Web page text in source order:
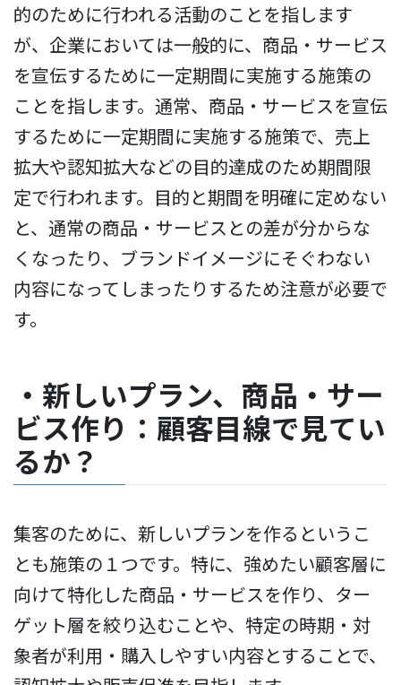
的のために行われる活動のことを指します
が、企業においては一般的に、商品・サービス
を宣伝するために一定期間に実施する施策の
ことを指します。通常、商品・サービスを宣伝
するために一定期間に実施する施策で、売上
拡大や認知拡大などの目的達成のため期間限
定で行われます。目的と期間を明確に定めない
と、通常の商品・サービスとの差が分からな
くなったり、ブランドイメージにそぐわない
内容になってしまったりするため注意が必要で
す。
・新しいプラン、商品・サー
ビス作り：顧客目線で見てい
るか？
集客のために、新しいプランを作るというこ
とも施策の１つです。特に、強めたい顧客層に
向けて特化した商品・サービスを作り、ター
ゲット層を絞り込むことや、特定の時期・対
象者が利用・購入しやすい内容とすることで、